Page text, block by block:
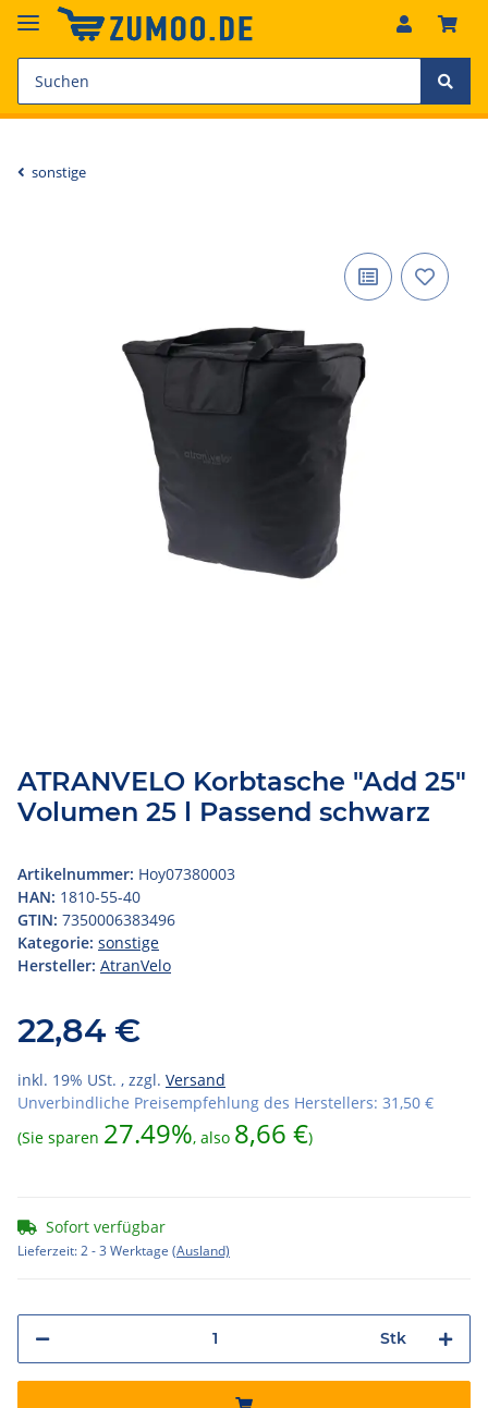
sonstige
ATRANVELO Korbtasche "Add 25"
Volumen 25 l Passend schwarz
Artikelnummer: Hoy07380003
HAN: 1810-55-40
GTIN: 7350006383496
Kategorie: sonstige
Hersteller: AtranVelo
22,84 €
inkl. 19% USt. , zzgl. Versand
Unverbindliche Preisempfehlung des Herstellers: 31,50 €
(Sie sparen 27.49%, also 8,66 €)
Sofort verfügbar
Lieferzeit:2 - 3 Werktage (Ausland)
Stk